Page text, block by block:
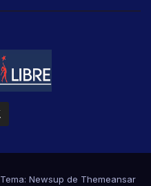
Tema: Newsup de Themeansar